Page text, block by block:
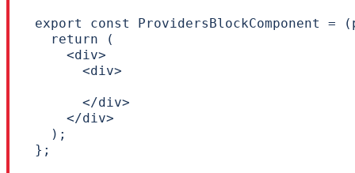
export const ProvidersBlockComponent
  return (
    <div>
      <div>
      </div>
    </div>
  );
};